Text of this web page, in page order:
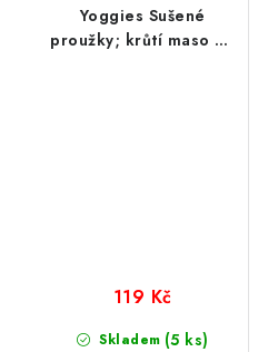
Yoggies Sušené
proužky; krůtí maso 45
Skladem (5 ks)
119 Kč